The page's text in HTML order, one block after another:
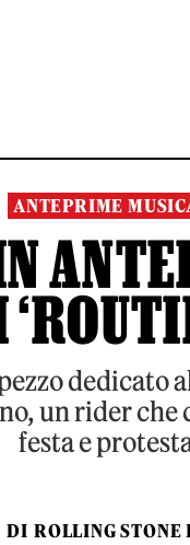
ANTEPRIME
un rider
festa e
DI ROLLING STONE